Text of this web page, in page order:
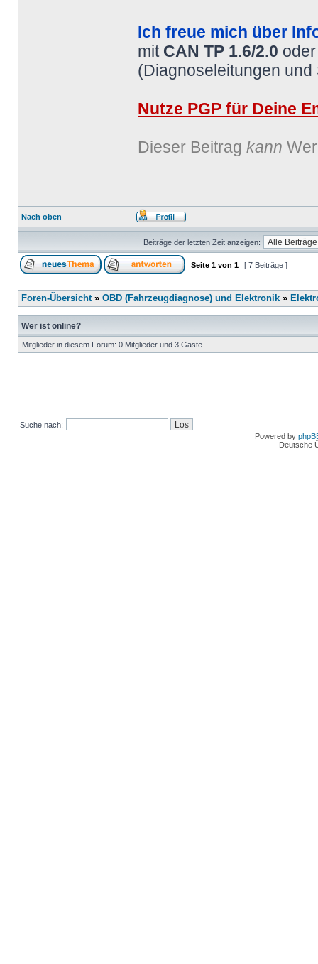
Ich freue mich über
mit CAN TP 1.6/2.0
(Diagnoseleitungen
Nutze PGP für Deine
Dieser Beitrag kann
Nach oben
Beiträge der letzten Zeit anzeigen:
Seite 1 von 1 [ 7 Beiträge ]
Foren-Übersicht» OBD (Fahrzeugdiagnose) und Elektronik »
Wer ist online?
Mitglieder in diesem Forum: 0 Mitglieder und 3 Gäste
Suche nach:
Powered by
Deutsche